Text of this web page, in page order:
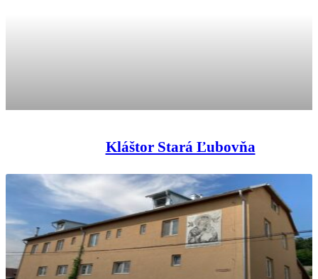
Kláštor Stará Ľubovňa